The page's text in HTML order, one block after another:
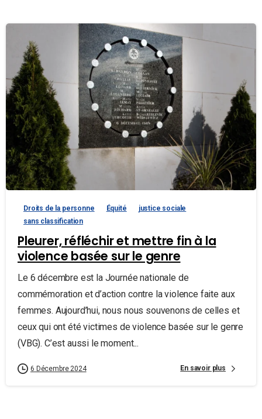
Droits de la personne Équité
justice sociale
sans classification
Pleurer, réfléchir et mettre fin à la
violence basée sur le genre
Le 6 décembre est la Journée nationale de
commémoration et d’action contre la violence faite aux
femmes. Aujourd’hui, nous nous souvenons de celles et
ceux qui ont été victimes de violence basée sur le genre
(VBG). C’est aussi le moment...
6 Décembre 2024 En savoir plus